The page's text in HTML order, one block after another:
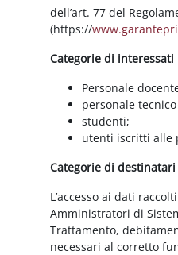
dell’art. 77 del
(https://
Categorie di interessati
Personale
personale
studenti;
utenti iscritti alle
Categorie di destinatari
L’accesso ai dati
Amministratori di
Trattamento,
necessari al corretto